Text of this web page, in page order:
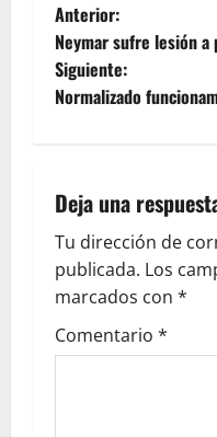
Anterior:
Neymar sufre lesión a
Siguiente:
Normalizado
Deja una
Tu dirección de
publicada. Los
marcados con *
Comentario *